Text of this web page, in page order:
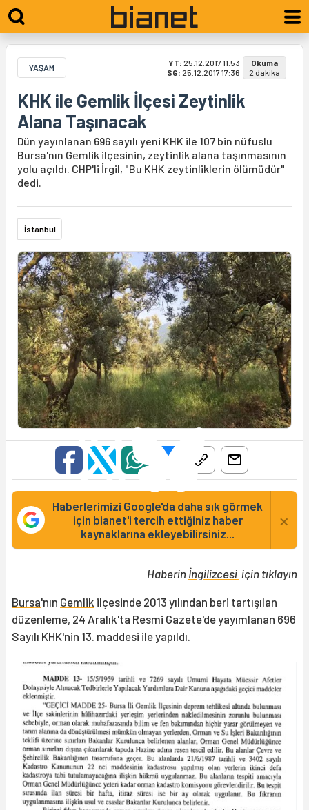
YAŞAM YT: 25.12.2017 11:53
SG: 25.12.2017 17:36
Okuma
2 dakika
KHK ile Gemlik İlçesi Zeytinlik
Alana Taşınacak
Dün yayınlanan 696 sayılı yeni KHK ile 107 bin nüfuslu
Bursa'nın Gemlik ilçesinin, zeytinlik alana taşınmasının
yolu açıldı. CHP'li İrgil, "Bu KHK zeytinliklerin ölümüdür"
dedi.
İstanbul
Haberlerimizi Google'da daha sık görmek
için bianet'i tercih ettiğiniz haber
kaynaklarına ekleyebilirsiniz...
×
Haberin İngilizcesi için tıklayın
Bursa'nın Gemlik ilçesinde 2013 yılından beri tartışılan
düzenleme, 24 Aralık'ta Resmi Gazete'de yayımlanan 696
Sayılı KHK'nin 13. maddesi ile yapıldı.